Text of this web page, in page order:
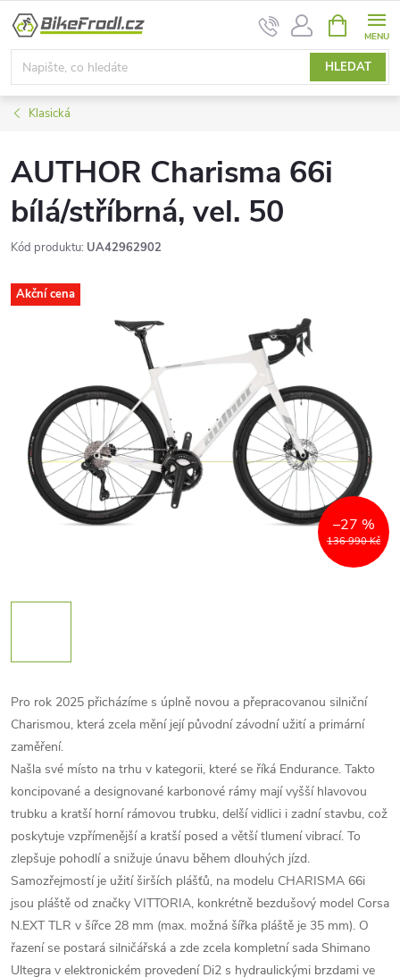
Přejít
obsah
HLEDAT
NÁKUPNÍ
KOŠÍK
Klasická
AUTHOR Charisma 66i
bílá/stříbrná, vel. 50
Kód produktu: UA42962902
Akční cena
136 990 Kč
–27 %
Pro rok 2025 přicházíme s úplně novou a přepracovanou silniční
Charismou, která zcela mění její původní závodní užití a primární
zaměření.
Našla své místo na trhu v kategorii, které se říká Endurance. Takto
koncipované a designované karbonové rámy mají vyšší hlavovou
trubku a kratší horní rámovou trubku, delší vidlici i zadní stavbu, což
poskytuje vzpřímenější a kratší posed a větší tlumení vibrací. To
zlepšuje pohodlí a snižuje únavu během dlouhých jízd.
Samozřejmostí je užití širších plášťů, na modelu CHARISMA 66i
jsou pláště od značky VITTORIA, konkrétně bezdušový model Corsa
N.EXT TLR v šířce 28 mm (max. možná šířka pláště je 35 mm). O
řazení se postará silničářská a zde zcela kompletní sada Shimano
Ultegra v elektronickém provedení Di2 s hydraulickými brzdami ve